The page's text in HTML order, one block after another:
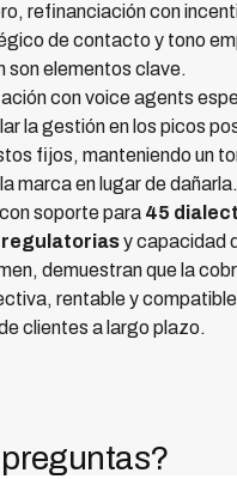
refinanciación con
de contacto y tono
son elementos clave.
con voice agents
la gestión en los picos
fijos, manteniendo un
marca en lugar de
soporte para 45
y capacidad
demuestran que la
rentable y
clientes a largo plazo.